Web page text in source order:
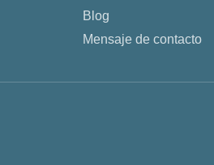
Blog
Mensaje de contacto